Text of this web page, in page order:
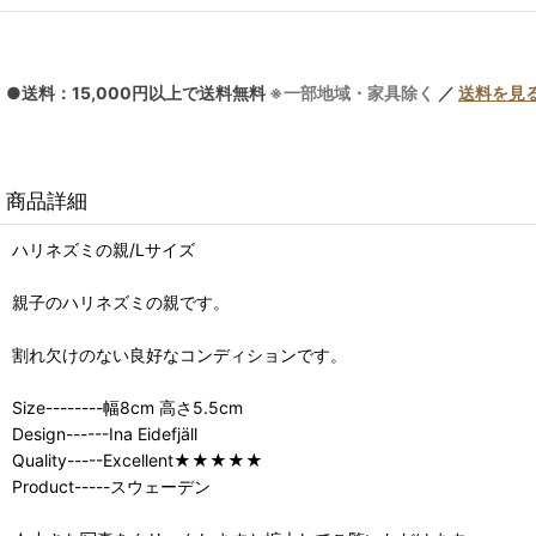
●送料：15,000円以上で送料無料 ※一部地域・家具除く ／ 送料を見
商品詳細
ハリネズミの親/Lサイズ
親子のハリネズミの親です。
割れ欠けのない良好なコンディションです。
Size--------幅8cm 高さ5.5cm
Design------Ina Eidefjäll
Quality-----Excellent★★★★★
Product-----スウェーデン